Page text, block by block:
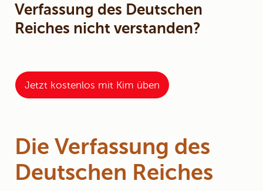
Verfassung des Deutschen
Reiches nicht verstanden?
Jetzt kostenlos mit Kim üben
Die Verfassung des
Deutschen Reiches